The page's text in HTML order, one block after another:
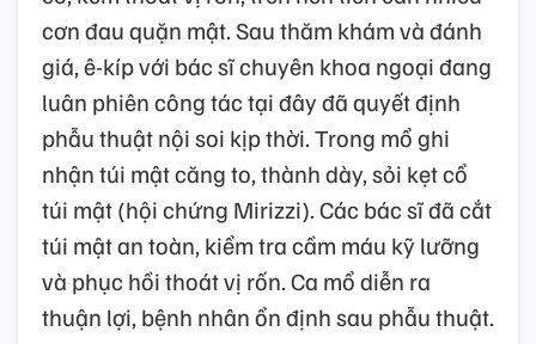
cơn đau quặn mật. Sau thăm khám và đánh
giá, ê-kíp với bác sĩ chuyên khoa ngoại đang
luân phiên công tác tại đây đã quyết định
phẫu thuật nội soi kịp thời. Trong mổ ghi
nhận túi mật căng to, thành dày, sỏi kẹt cổ
túi mật (hội chứng Mirizzi). Các bác sĩ đã cắt
túi mật an toàn, kiểm tra cầm máu kỹ lưỡng
và phục hồi thoát vị rốn. Ca mổ diễn ra
thuận lợi, bệnh nhân ổn định sau phẫu thuật.